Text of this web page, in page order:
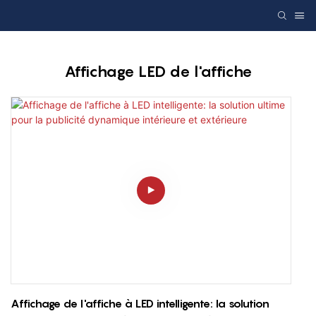
Affichage LED de l'affiche
Affichage de l'affiche à LED intelligente: la solution